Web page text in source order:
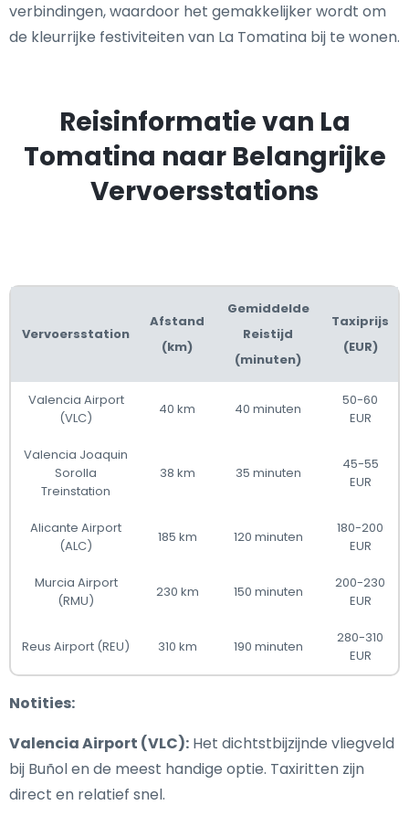
verbindingen, waardoor het gemakkelijker wordt om
de kleurrijke festiviteiten van La Tomatina bij te wonen.
Reisinformatie van La
Tomatina naar Belangrijke
Vervoersstations
Vervoersstation
Afstand
(km)
Gemiddelde
Reistijd
(minuten)
Taxiprijs
(EUR)
Valencia Airport
(VLC)
40 km 40 minuten
50-60
EUR
Valencia Joaquin
Sorolla
Treinstation
38 km 35 minuten
45-55
EUR
Alicante Airport
(ALC)
185 km 120 minuten
180-200
EUR
Murcia Airport
(RMU)
230 km 150 minuten
200-230
EUR
Reus Airport (REU) 310 km 190 minuten
280-310
EUR
Notities:
Valencia Airport (VLC): Het dichtstbijzijnde vliegveld
bij Buñol en de meest handige optie. Taxiritten zijn
direct en relatief snel.